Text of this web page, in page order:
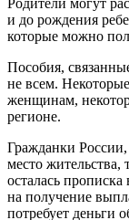
Родители могут
и до рождения
которые можно
Пособия,
не всем.
женщинам,
регионе.
Гражданки
место жительства,
осталась
на получение
потребует деньги